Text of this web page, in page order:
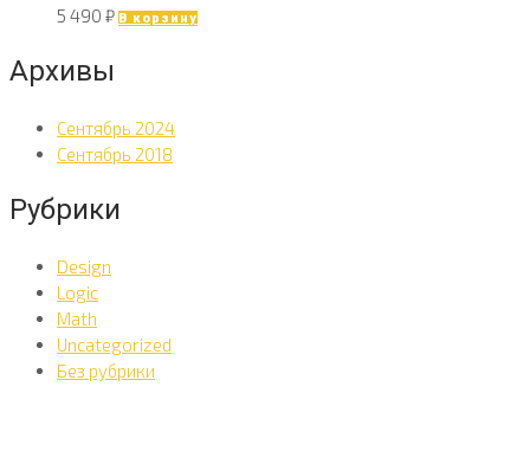
5 490 ₽ В корзину
Архивы
Сентябрь 2024
Сентябрь 2018
Рубрики
Design
Logic
Math
Uncategorized
Без рубрики